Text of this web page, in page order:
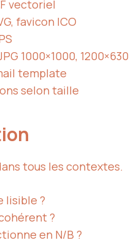
vectoriel
favicon ICO
1000×1000, 1200×630
template
selon taille
tous les contextes.
lisible ?
?
en N/B ?